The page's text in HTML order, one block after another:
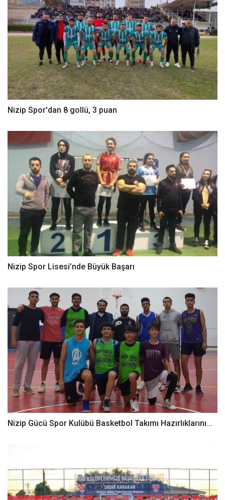
Nizip Spor'dan 8 gollü, 3 puan
Nizip Spor Lisesi’nde Büyük Başarı
Nizip Gücü Spor Kulübü Basketbol Takımı Hazırlıklarını...